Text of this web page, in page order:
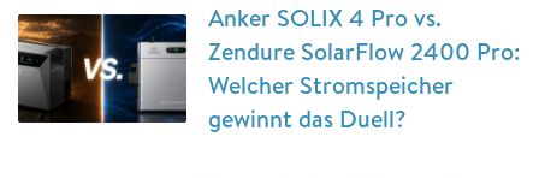
Anker SOLIX 4 Pro vs.
Zendure SolarFlow 2400 Pro:
Welcher Stromspeicher
gewinnt das Duell?